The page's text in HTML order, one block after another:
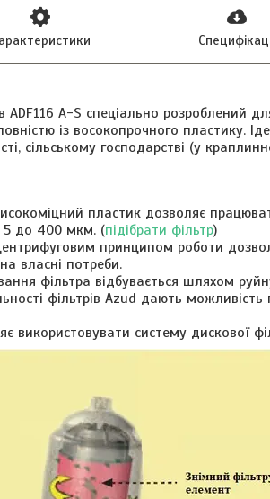
A-S спеціально розроблений
із восокопрочного пластику.
сільському господарстві (у
пластик дозволяє
5 до 400 мкм. (підібрати фільтр)
принципом роботи
власні потреби.
фільтра відбувається шляхом
фільтрів Azud дають
використовувати систему дискової